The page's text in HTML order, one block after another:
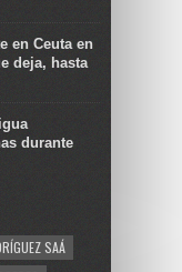
en Ceuta en
deja, hasta
durante
SAÁ